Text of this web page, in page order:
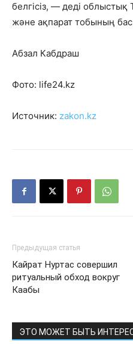
белгісіз, — деді
және ақпарат тобының
Абзал Кабдраш
Фото: life24.kz
Источник: zakon.kz
Предыдущая статья
Кайрат Нуртас совершил
ритуальный обход вокруг
Каабы
ЭТО МОЖЕТ БЫТЬ